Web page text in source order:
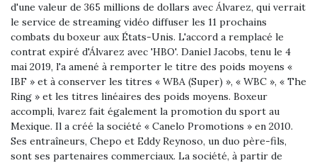
d'une valeur de 365 millions de dollars avec Álvarez, qui verrait
le service de streaming vidéo diffuser les 11 prochains
combats du boxeur aux États-Unis. L'accord a remplacé le
contrat expiré d'Álvarez avec 'HBO'. Daniel Jacobs, tenu le 4
mai 2019, l'a amené à remporter le titre des poids moyens «
IBF » et à conserver les titres « WBA (Super) », « WBC », « The
Ring » et les titres linéaires des poids moyens. Boxeur
accompli, lvarez fait également la promotion du sport au
Mexique. Il a créé la société « Canelo Promotions » en 2010.
Ses entraîneurs, Chepo et Eddy Reynoso, un duo père-fils,
sont ses partenaires commerciaux. La société, à partir de